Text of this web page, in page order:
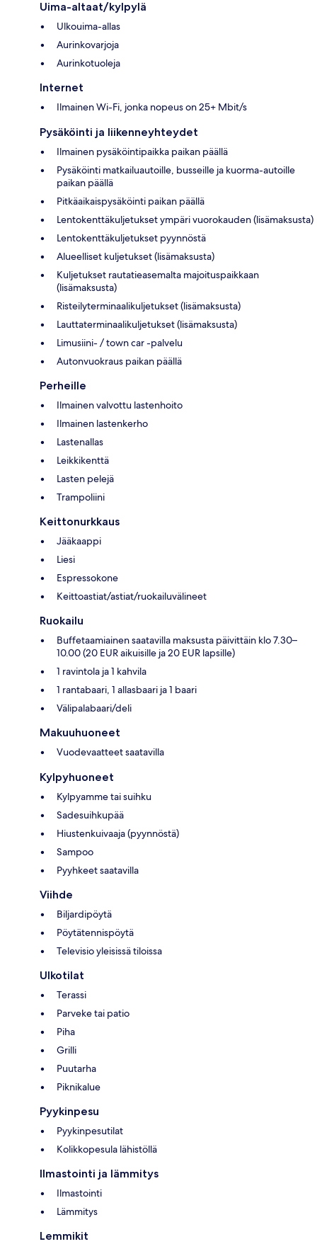
Uima-altaat/kylpylä
Ulkouima-allas
Aurinkovarjoja
Aurinkotuoleja
Internet
Ilmainen Wi-Fi, jonka nopeus on 25+ Mbit/s
Pysäköinti ja liikenneyhteydet
Ilmainen pysäköintipaikka paikan päällä
Pysäköinti matkailuautoille, busseille ja kuorma-autoille
paikan päällä
Pitkäaikaispysäköinti paikan päällä
Lentokenttäkuljetukset ympäri vuorokauden (lisämaksusta)
Lentokenttäkuljetukset pyynnöstä
Alueelliset kuljetukset (lisämaksusta)
Kuljetukset rautatieasemalta majoituspaikkaan
(lisämaksusta)
Risteilyterminaalikuljetukset (lisämaksusta)
Lauttaterminaalikuljetukset (lisämaksusta)
Limusiini- / town car -palvelu
Autonvuokraus paikan päällä
Perheille
Ilmainen valvottu lastenhoito
Ilmainen lastenkerho
Lastenallas
Leikkikenttä
Lasten pelejä
Trampoliini
Keittonurkkaus
Jääkaappi
Liesi
Espressokone
Keittoastiat/astiat/ruokailuvälineet
Ruokailu
Buffetaamiainen saatavilla maksusta päivittäin klo 7.30–
10.00 (20 EUR aikuisille ja 20 EUR lapsille)
1 ravintola ja 1 kahvila
1 rantabaari, 1 allasbaari ja 1 baari
Välipalabaari/deli
Makuuhuoneet
Vuodevaatteet saatavilla
Kylpyhuoneet
Kylpyamme tai suihku
Sadesuihkupää
Hiustenkuivaaja (pyynnöstä)
Sampoo
Pyyhkeet saatavilla
Viihde
Biljardipöytä
Pöytätennispöytä
Televisio yleisissä tiloissa
Ulkotilat
Terassi
Parveke tai patio
Piha
Grilli
Puutarha
Piknikalue
Pyykinpesu
Pyykinpesutilat
Kolikkopesula lähistöllä
Ilmastointi ja lämmitys
Ilmastointi
Lämmitys
Lemmikit